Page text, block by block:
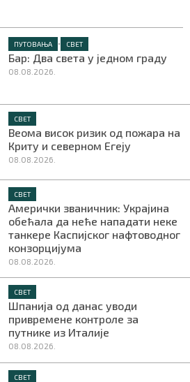
ПУТОВАЊА • СВЕТ
Бар: Два света у једном граду
08.08.2026.
СВЕТ
Веома висок ризик од пожара на
Криту и северном Егеју
08.08.2026.
СВЕТ
Амерички званичник: Украјина
обећала да неће нападати неке
танкере Каспијског нафтоводног
конзорцијума
08.08.2026.
СВЕТ
Шпанија од данас уводи
привремене контроле за
путнике из Италије
08.08.2026.
СВЕТ